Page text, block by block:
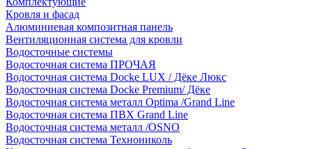
Кровля и фасад
Алюминиевая композитная панель
Вентиляционная система для кровли
Водосточные системы
Водосточная система ПРОЧАЯ
Водосточная система Docke LUX / Дёке Люкс
Водосточная система Docke Premium/ Дёке
Водосточная система металл Optima /Grand Line
Водосточная система ПВХ Grand Line
Водосточная система металл /OSNO
Водосточная система Технониколь